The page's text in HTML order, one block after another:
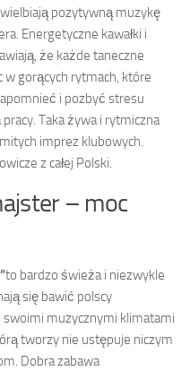
pozytywną muzykę
Energetyczne kawałki i
że każde taneczne
w gorących rytmach, które
i pozbyć stresu
Taka żywa i rytmiczna
imprez klubowych.
z całej Polski.
– moc
to bardzo świeża i niezwykle
się bawić polscy
swoimi muzycznymi klimatami
tworzy nie ustępuje niczym
Dobra zabawa